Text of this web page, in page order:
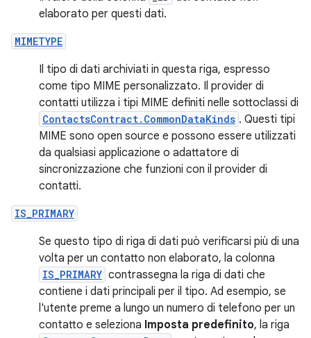
elaborato per questi dati.
MIMETYPE
Il tipo di dati archiviati in questa riga, espresso
come tipo MIME personalizzato. Il provider di
contatti utilizza i tipi MIME definiti nelle sottoclassi di
ContactsContract.CommonDataKinds . Questi tipi
MIME sono open source e possono essere utilizzati
da qualsiasi applicazione o adattatore di
sincronizzazione che funzioni con il provider di
contatti.
IS_PRIMARY
Se questo tipo di riga di dati può verificarsi più di una
volta per un contatto non elaborato, la colonna
IS_PRIMARY contrassegna la riga di dati che
contiene i dati principali per il tipo. Ad esempio, se
l'utente preme a lungo un numero di telefono per un
contatto e seleziona Imposta predefinito, la riga